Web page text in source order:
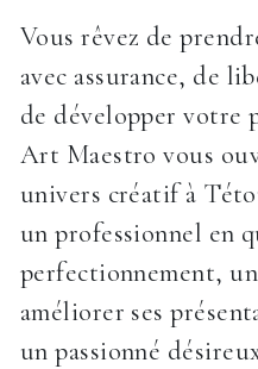
Vous rêvez de
avec assurance, de
de développer votre
Art Maestro vous
univers créatif à
un professionnel en
perfectionnement,
améliorer ses
un passionné